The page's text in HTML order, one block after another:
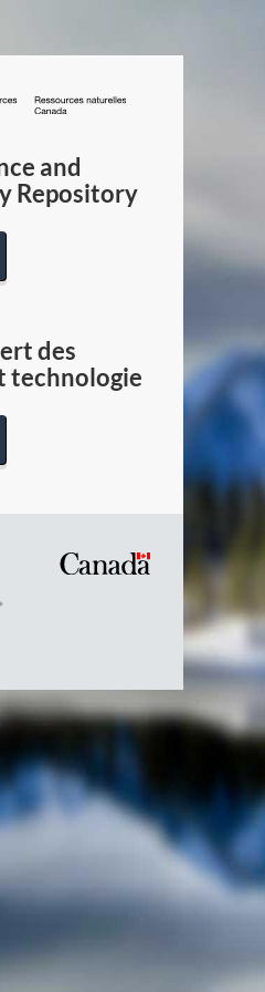
/
Canada
and
Repository
des
technologie
Symbole
du
Canada